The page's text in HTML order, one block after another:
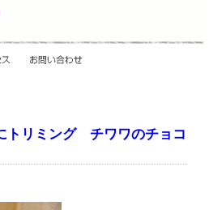
トリミング チワワのチョコ